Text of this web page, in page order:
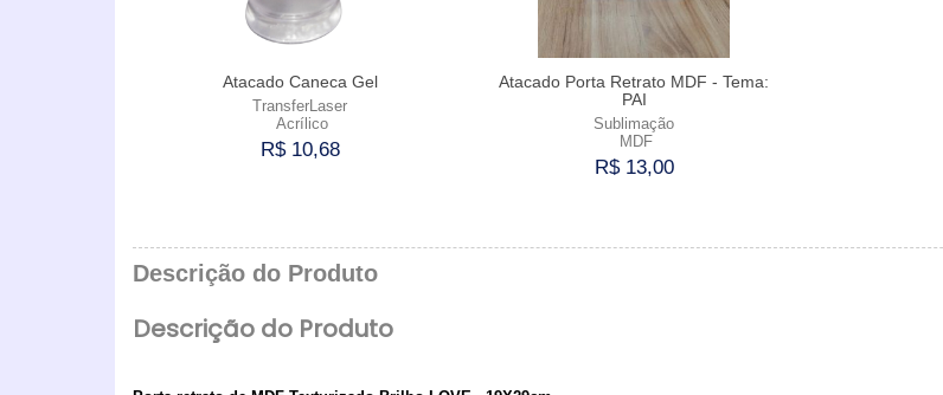
Atacado Caneca Gel
TransferLaser
Acrílico
R$ 10,68
Atacado Porta Retrato MDF - Tema:
PAI
Sublimação
MDF
R$ 13,00
Descrição do Produto
Descrição do Produto